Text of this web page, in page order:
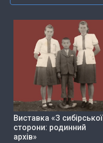
Виставка «З сибірської
сторони: родинний
архів»